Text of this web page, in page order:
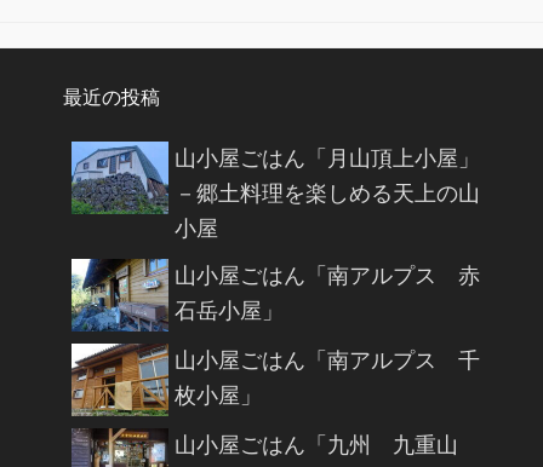
最近の投稿
山小屋ごはん「月山頂上小屋」
－郷土料理を楽しめる天上の山
小屋
山小屋ごはん「南アルプス 赤
石岳小屋」
山小屋ごはん「南アルプス 千
枚小屋」
山小屋ごはん「九州 九重山